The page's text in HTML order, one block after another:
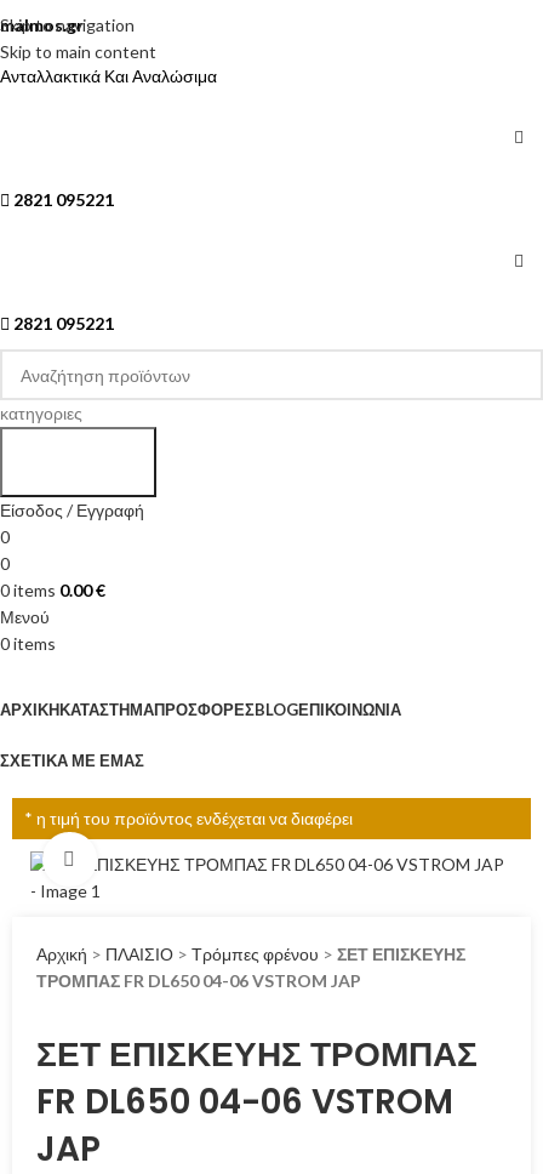
Skip to navigation
Skip to main content
malmos.gr
Ανταλλακτικά Και Αναλώσιμα
2821 095221
2821 095221
κατηγοριες
Είσοδος / Εγγραφή
0
0
0items 0.00€
Μενού
0items
ΑΡΧΙΚΉΚΑΤΆΣΤΗΜΑΠΡΟΣΦΟΡΈΣBLOGΕΠΙΚΟΙΝΩΝΊΑ
ΣΧΕΤΙΚΆ ΜΕ ΕΜΆΣ
* η τιμή του προϊόντος ενδέχεται να διαφέρει
Click to enlarge
Αρχική > ΠΛΑΙΣΙΟ > Τρόμπες φρένου > ΣΕΤ ΕΠΙΣΚΕΥΗΣ
ΤΡΟΜΠΑΣ FR DL650 04-06 VSTROM JAP
ΣΕΤ ΕΠΙΣΚΕΥΗΣ ΤΡΟΜΠΑΣ
FR DL650 04-06 VSTROM
JAP